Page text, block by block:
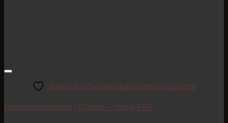
Artikel zur Beobachtungsliste hinzufügen
Universalschraube / Gurtpin – nickel FSK